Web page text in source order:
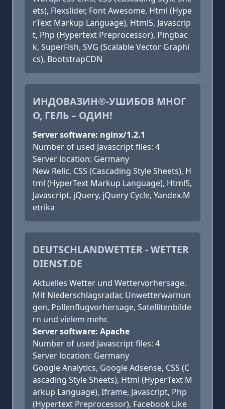
ets), Flexslider, Font Awesome, Html (Hype
rText Markup Language), Html5, Javascrip
t, Php (Hypertext Preprocessor), Pingbac
k, SuperFish, SVG (Scalable Vector Graphi
cs), BootstrapCDN
ИНДОВАЗИН®-УШИБОВ МНОГ
О, ГЕЛЬ – ОДИН!
Server software: nginx/1.2.1
Number of used Javascript files: 4
Server location: Germany
New Relic, CSS (Cascading Style Sheets), H
tml (HyperText Markup Language), Html5,
Javascript, jQuery, jQuery Cycle, Yandex.M
etrika
DEUTSCHLANDWETTER - WETTER
DIENST.DE
Aktuelles Wetter und Wettervorhersage.
Mit Niederschlagsradar, Unwetterwarnun
gen, Pollenflugvorhersage, Satellitenbilde
rn und vielem mehr.
Server software: Apache
Number of used Javascript files: 4
Server location: Germany
Google Analytics, Google Adsense, CSS (C
ascading Style Sheets), Html (HyperText M
arkup Language), Iframe, Javascript, Php
(Hypertext Preprocessor), Facebook Like